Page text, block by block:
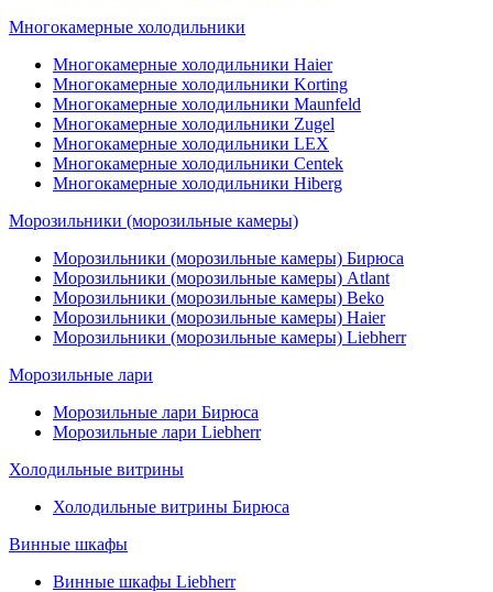
Многокамерные холодильники
Многокамерные холодильники Haier
Многокамерные холодильники Korting
Многокамерные холодильники Maunfeld
Многокамерные холодильники Zugel
Многокамерные холодильники LEX
Многокамерные холодильники Centek
Многокамерные холодильники Hiberg
Морозильники (морозильные камеры)
Морозильники (морозильные камеры) Бирюса
Морозильники (морозильные камеры) Atlant
Морозильники (морозильные камеры) Beko
Морозильники (морозильные камеры) Haier
Морозильники (морозильные камеры) Liebherr
Морозильные лари
Морозильные лари Бирюса
Морозильные лари Liebherr
Холодильные витрины
Холодильные витрины Бирюса
Винные шкафы
Винные шкафы Liebherr